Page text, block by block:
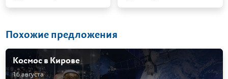
Похожие предложения
Космос в Кирове
16 августа